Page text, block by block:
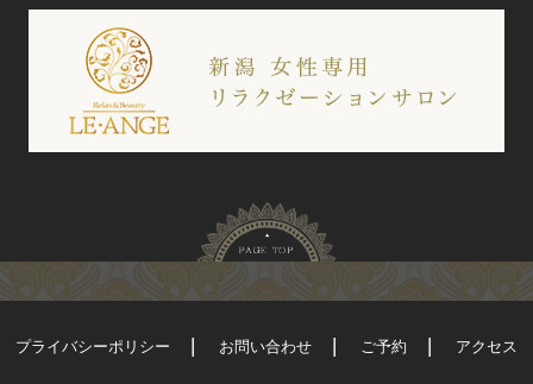
プライバシーポリシー お問い合わせ ご予約 アクセス